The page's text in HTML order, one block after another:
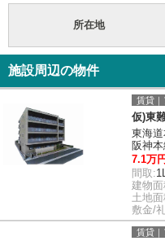
所在地
施設周辺の物件
賃貸｜
仮)東
東海
阪神
7.1万
間取:
建物
土地
敷金/
賃貸｜